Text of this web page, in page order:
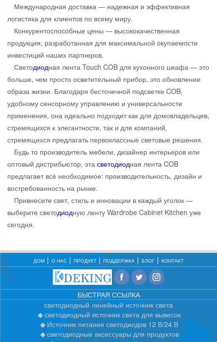
Международная доставка — надежная и эффективная
логистика для клиентов по всему миру.
Конкурентоспособные цены — высококачественная
продукция, разработанная для максимальной окупаемости
инвестиций наших партнеров.
Светодиодная лента Touch COB для кухонного шкафа — это
больше, чем просто осветительный прибор, это обновление
образа жизни. Благодаря бесточечной подсветке COB,
удобному сенсорному управлению и универсальности
применения, она идеально подходит как для домовладельцев,
стремящихся к элегантности, так и для компаний,
стремящихся предлагать первоклассные световые решения.
Будь то производитель мебели, дизайнер интерьеров или
оптовый дистрибьютор, эта светодиодная лента COB
предлагает всё необходимое: производительность, дизайн и
востребованность на рынке.
Привнесите свет, стиль и инновации в каждый уголок —
выберите светодиодную ленту Wardrobe Cabinet Kitchen уже
сегодня.
ДОМ О НАС ПРОДУКТ ПОДДЕРЖКА БЛОГ КОНТАКТ
БЫСТРАЯ ССЫЛКА
светодиодный линейный источник света
светодиодный источник света для вывесок
Источник питания светодиодов 12 В/24 В
светодиодные аксессуары для продуктов